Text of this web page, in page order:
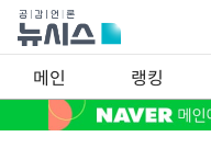
메인 랭킹